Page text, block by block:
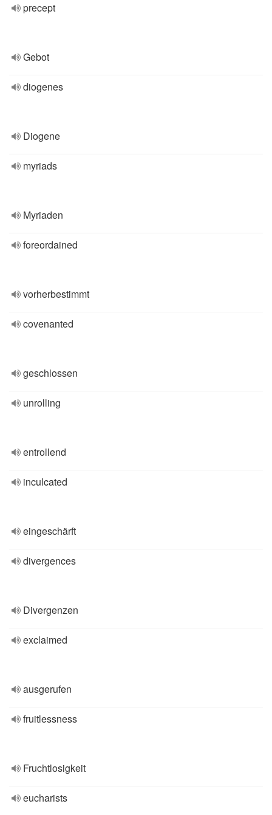
precept
Gebot
diogenes
Diogene
myriads
Myriaden
foreordained
vorherbestimmt
covenanted
geschlossen
unrolling
entrollend
inculcated
eingeschärft
divergences
Divergenzen
exclaimed
ausgerufen
fruitlessness
Fruchtlosigkeit
eucharists